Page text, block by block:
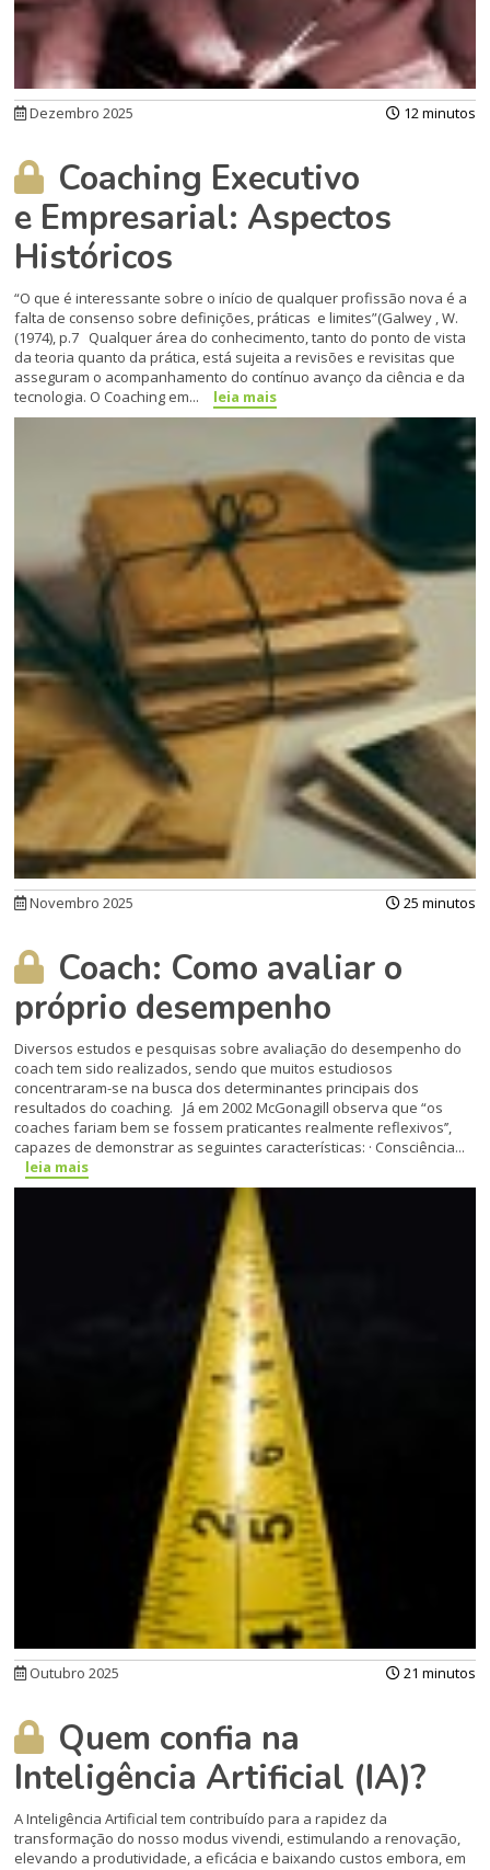
Dezembro 2025 12 minutos
Coaching Executivo
e Empresarial: Aspectos
Históricos
“O que é interessante sobre o início de qualquer profissão nova é a
falta de consenso sobre definições, práticas e limites”(Galwey , W.
(1974), p.7 Qualquer área do conhecimento, tanto do ponto de vista
da teoria quanto da prática, está sujeita a revisões e revisitas que
asseguram o acompanhamento do contínuo avanço da ciência e da
tecnologia. O Coaching em...
leia mais
Novembro 2025 25 minutos
Coach: Como avaliar o
próprio desempenho
Diversos estudos e pesquisas sobre avaliação do desempenho do
coach tem sido realizados, sendo que muitos estudiosos
concentraram-se na busca dos determinantes principais dos
resultados do coaching. Já em 2002 McGonagill observa que “os
coaches fariam bem se fossem praticantes realmente reflexivos’’,
capazes de demonstrar as seguintes características: · Consciência...
leia mais
Outubro 2025 21 minutos
Quem confia na
Inteligência Artificial (IA)?
A Inteligência Artificial tem contribuído para a rapidez da
transformação do nosso modus vivendi, estimulando a renovação,
elevando a produtividade, a eficácia e baixando custos embora, em